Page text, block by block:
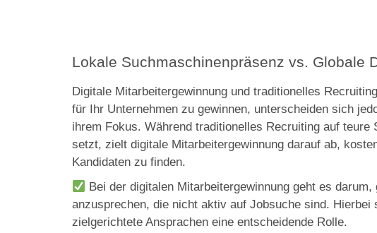
Lokale Suchmaschinenpräsenz vs. Globale
Digitale Mitarbeitergewinnung und traditionelles
für Ihr Unternehmen zu gewinnen, unterscheiden sich
ihrem Fokus. Während traditionelles Recruiting auf teure
setzt, zielt digitale Mitarbeitergewinnung darauf ab,
Kandidaten zu finden.
Bei der digitalen Mitarbeitergewinnung geht es
anzusprechen, die nicht aktiv auf Jobsuche sind. Hierbei
zielgerichtete Ansprachen eine entscheidende Rolle.